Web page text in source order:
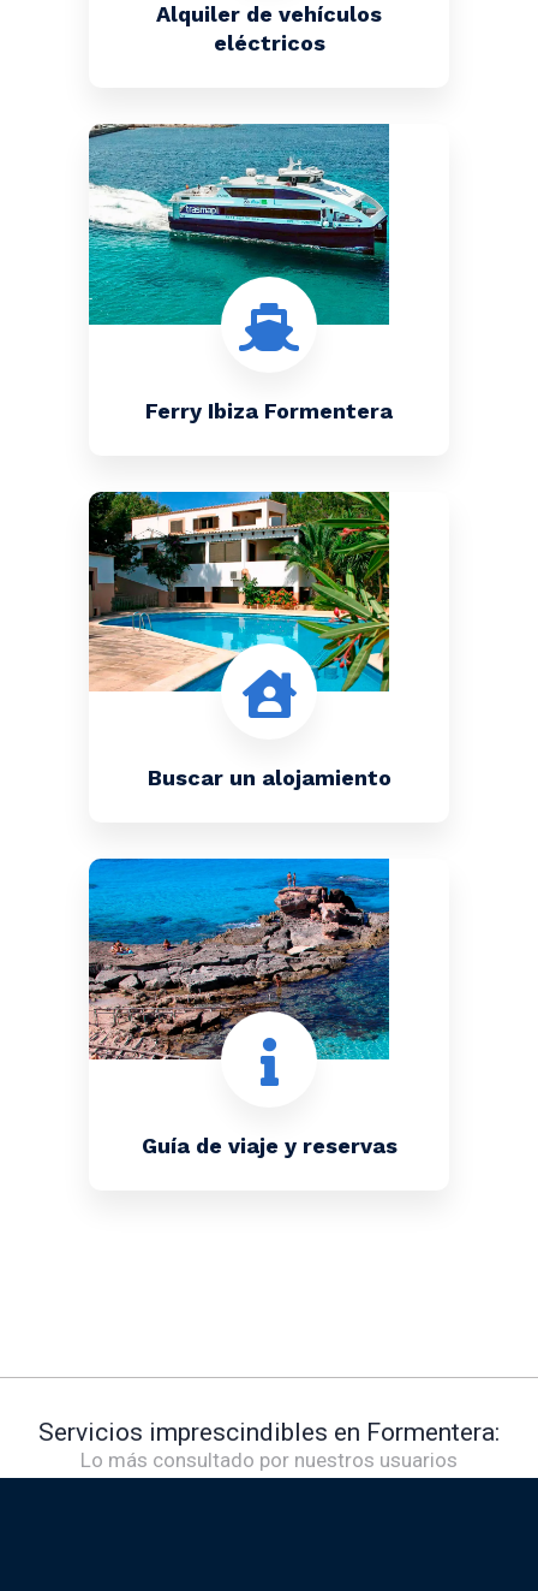
Alquiler de vehículos
eléctricos
Ferry Ibiza Formentera
Buscar un alojamiento
Guía de viaje y reservas
Servicios imprescindibles en Formentera:
Lo más consultado por nuestros usuarios